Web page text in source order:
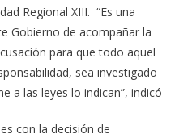
Regional XIII. “Es una
Gobierno de acompañar la
para que todo aquel
sea investigado
a las leyes lo indican”, indicó
con la decisión de